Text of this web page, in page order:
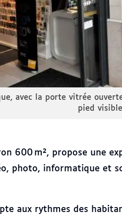
avec la porte vitrée
pied
600 m², propose une
photo, informatique et
aux rythmes des